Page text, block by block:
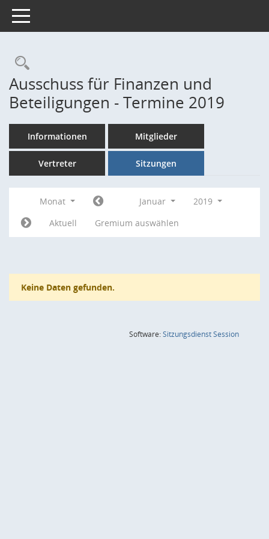
Toggle navigation
Rechercheauswahl
Ausschuss für Finanzen und
Beteiligungen - Termine 2019
Informationen Mitglieder
Vertreter Sitzungen
Monat Januar
2019
Aktuell
Gremium auswählen
Keine Daten gefunden.
Software:SitzungsdienstSession(Wird in